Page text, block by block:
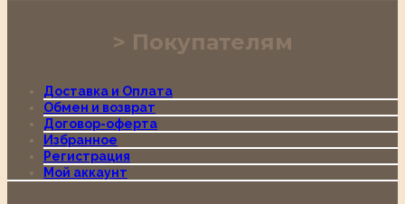
Покупателям
Доставка и Оплата
Обмен и возврат
Договор-оферта
Избранное
Регистрация
Мой аккаунт